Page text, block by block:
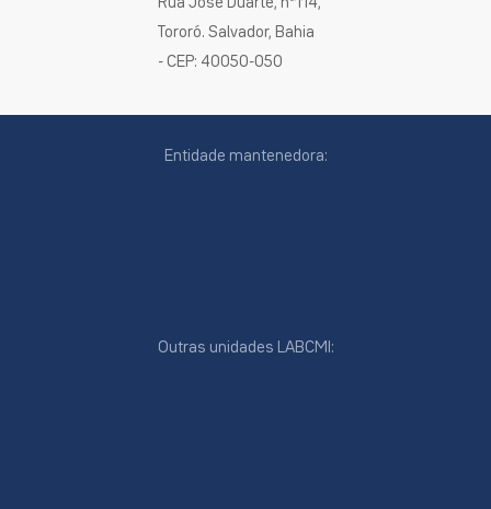
Tororó. Salvador, Bahia
- CEP: 40050-050
Entidade mantenedora:
Outras unidades LABCMI: